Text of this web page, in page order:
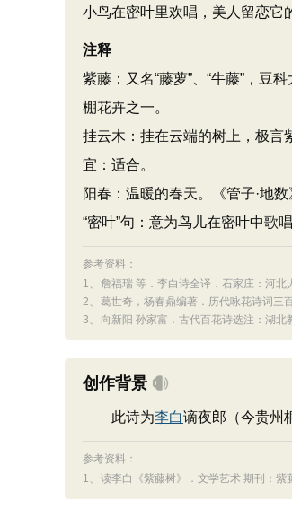
小鸟在密叶里欢唱，美人留恋它
注释
紫藤：又名“藤萝”、“牛藤”，豆
棚花卉之一。
挂云木：挂在云端的树上，极言
宜：适合。
阳春：温暖的春天。《管子·地
“密叶”句：意为鸟儿在密叶中歌
参考资料：
1、 詹福瑞 等．李白诗全译．石家庄：河
2、 葛世奇，杨春鼎编著．历代咏花诗词三
3、
向新阳 孙家富．古代百花诗选注：湖
创作背景
此诗为李白谪夜郎（今贵州
参考资料：
1、 读李白《紫藤树》．文学艺术 期刊：